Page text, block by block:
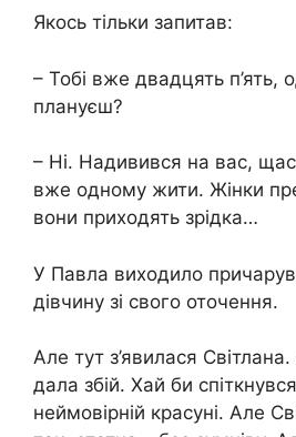
Якось тільки запитав:
– Тобі вже двадцять п’ять,
плануєш?
– Ні. Надивився на вас,
вже одному жити. Жінки
вони приходять зрідка…
У Павла виходило
дівчину зі свого оточення.
Але тут з’явилася
дала збій. Хай би
неймовірній красуні. Але